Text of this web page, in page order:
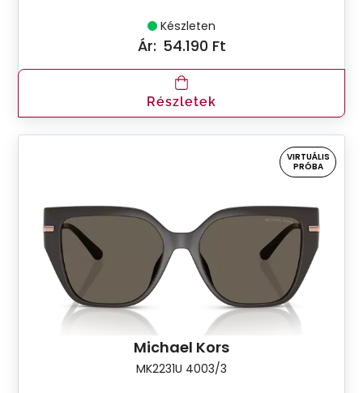
Készleten
Ár: 54.190 Ft
Részletek
VIRTUÁLIS
PRÓBA
Michael Kors
MK2231U 4003/3